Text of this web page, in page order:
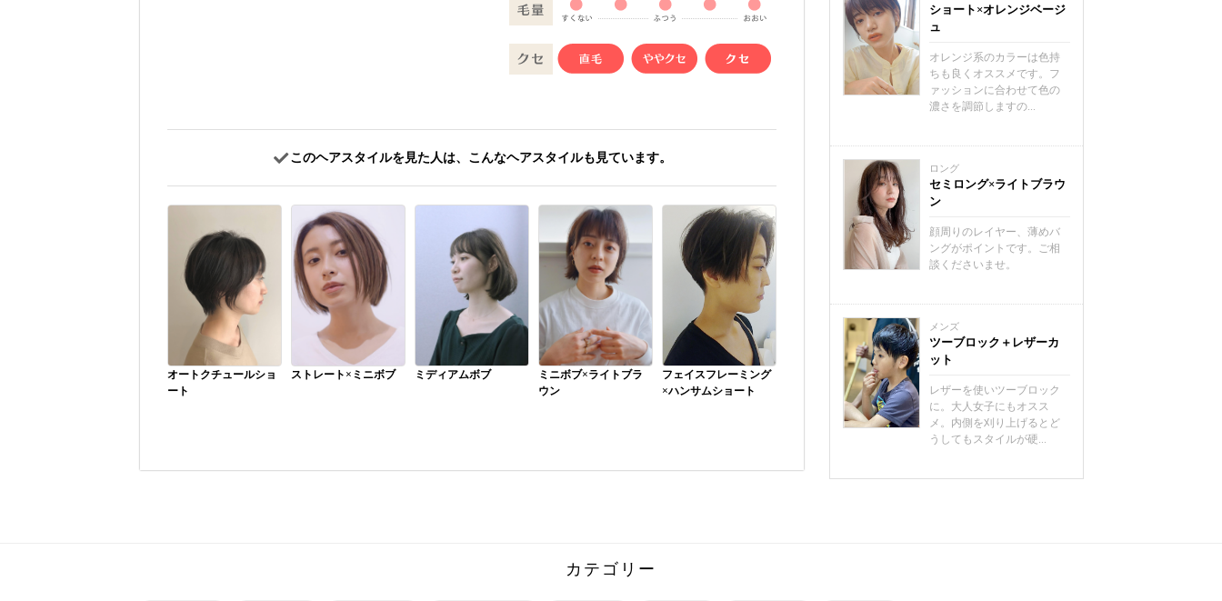
このヘアスタイルを見た人は、こんなヘアスタイルも見ています。
オートクチュールショ
ート
ストレート×ミニボブ ミディアムボブ
ミニボブ×ライトブラ
ウン
フェイスフレーミング
×ハンサムショート
ショート×オレンジベージ
ュ
オレンジ系のカラーは色持
ちも良くオススメです。フ
ァッションに合わせて色の
濃さを調節しますの...
ロング
セミロング×ライトブラウ
ン
顔周りのレイヤー、薄めバ
ングがポイントです。ご相
談くださいませ。
メンズ
ツーブロック＋レザーカ
ット
レザーを使いツーブロック
に。大人女子にもオスス
メ。内側を刈り上げるとど
うしてもスタイルが硬...
カテゴリー